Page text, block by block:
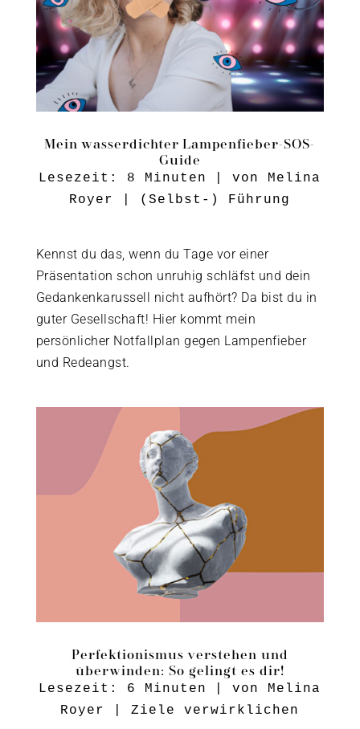
Mein wasserdichter Lampenfieber-SOS-
Guide
Lesezeit: 8 Minuten | von Melina
Royer
(Selbst-) Führung
Kennst du das, wenn du Tage vor einer
Präsentation schon unruhig schläfst und dein
Gedankenkarussell nicht aufhört? Da bist du in
guter Gesellschaft! Hier kommt mein
persönlicher Notfallplan gegen Lampenfieber
und Redeangst.
Perfektionismus verstehen und
überwinden: So gelingt es dir!
Lesezeit: 6 Minuten | von Melina
Royer
|Ziele verwirklichen